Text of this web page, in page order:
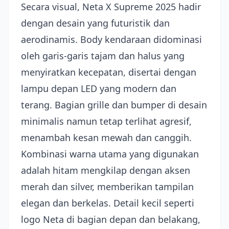
Secara visual, Neta X Supreme 2025 hadir
dengan desain yang futuristik dan
aerodinamis. Body kendaraan didominasi
oleh garis-garis tajam dan halus yang
menyiratkan kecepatan, disertai dengan
lampu depan LED yang modern dan
terang. Bagian grille dan bumper di desain
minimalis namun tetap terlihat agresif,
menambah kesan mewah dan canggih.
Kombinasi warna utama yang digunakan
adalah hitam mengkilap dengan aksen
merah dan silver, memberikan tampilan
elegan dan berkelas. Detail kecil seperti
logo Neta di bagian depan dan belakang,